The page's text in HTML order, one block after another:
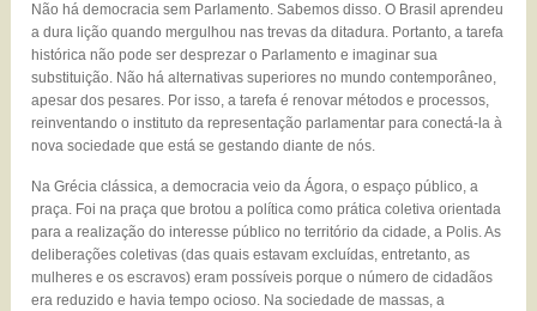
Não há democracia sem Parlamento. Sabemos disso. O Brasil aprendeu
a dura lição quando mergulhou nas trevas da ditadura. Portanto, a tarefa
histórica não pode ser desprezar o Parlamento e imaginar sua
substituição. Não há alternativas superiores no mundo contemporâneo,
apesar dos pesares. Por isso, a tarefa é renovar métodos e processos,
reinventando o instituto da representação parlamentar para conectá-la à
nova sociedade que está se gestando diante de nós.
Na Grécia clássica, a democracia veio da Ágora, o espaço público, a
praça. Foi na praça que brotou a política como prática coletiva orientada
para a realização do interesse público no território da cidade, a Polis. As
deliberações coletivas (das quais estavam excluídas, entretanto, as
mulheres e os escravos) eram possíveis porque o número de cidadãos
era reduzido e havia tempo ocioso. Na sociedade de massas, a